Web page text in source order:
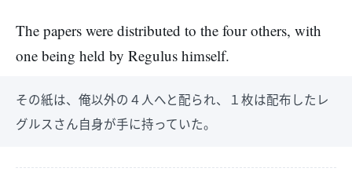
The papers were distributed to the four others, with
one being held by Regulus himself.
その紙は、俺以外の４人へと配られ、１枚は配布したレ
グルスさん自身が手に持っていた。